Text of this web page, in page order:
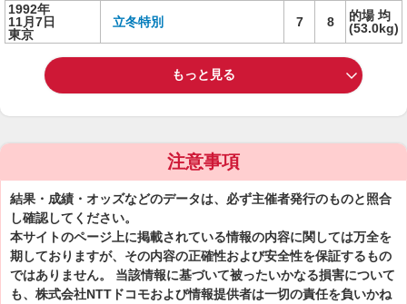
1992年
11月7日
東京
立冬特別 7 8
的場 均
(53.0kg)
もっと見る
注意事項
結果・成績・オッズなどのデータは、必ず主催者発行のものと照合
し確認してください。
本サイトのページ上に掲載されている情報の内容に関しては万全を
期しておりますが、その内容の正確性および安全性を保証するもの
ではありません。 当該情報に基づいて被ったいかなる損害について
も、株式会社NTTドコモおよび情報提供者は一切の責任を負いかね